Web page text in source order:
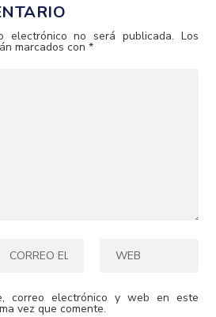
electrónico no será publicada. Los
marcados con*
correo electrónico y web en este
vez que comente.